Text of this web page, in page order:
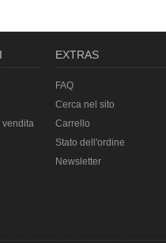
EXTRAS
FAQ
Cerca nel sito
Carrello
Stato dell'ordine
Newsletter